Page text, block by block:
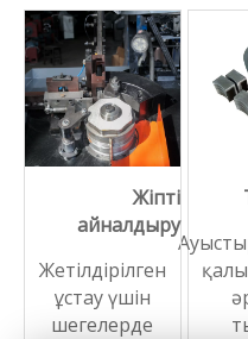
Жіпті
айналдыру
Жетілдірілген
ұстау үшін
шегелерде